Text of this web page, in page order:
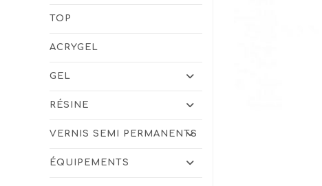
TOP
ACRYGEL
GEL
RÉSINE
VERNIS SEMI PERMANENTS
ÉQUIPEMENTS